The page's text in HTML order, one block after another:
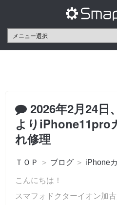
2026年2月24日
よりiPhone11pro
れ修理
ＴＯＰ ＞ ブログ ＞ iPhone
こんにちは！
スマフォドクターイオン加古